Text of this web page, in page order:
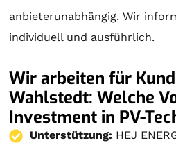
anbieterunabhängig. Wir
individuell und ausführlich.
Wir arbeiten für
Wahlstedt: Welche
Investment in PV-
Unterstützung: HEJ